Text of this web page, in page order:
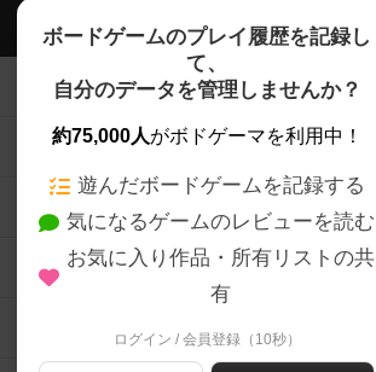
ボードゲームのプレイ履歴を記録し
て、
自分のデータを管理しませんか？
約75,000人がボドゲーマを利用中！
遊んだボードゲームを記録する
気になるゲームのレビューを読む
お気に入り作品・所有リストの共
有
ログイン / 会員登録（10秒）
ボドゲーマTOP
ボードゲームを検索する
ボードゲームの新着レビュー
ボードゲーム会情報
メカニクス特集
掲示板・トピックス